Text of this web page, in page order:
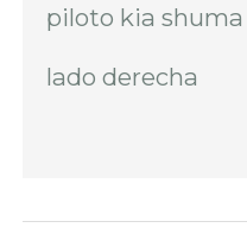
piloto kia shuma
lado derecha